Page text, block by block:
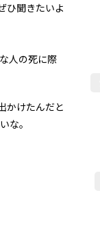
ひ聞きたいよ
人の死に際
かけたんだと
な。